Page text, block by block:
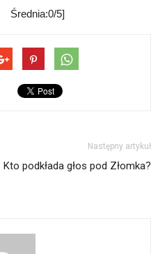
Średnia:0/5]
Następny artykuł
Kto podkłada głos pod Złomka?